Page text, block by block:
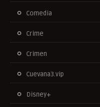
Comedia
Crime
Crimen
Cuevana3.vip
Disney+